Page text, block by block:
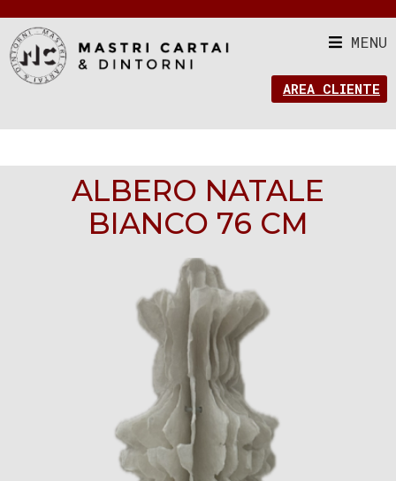
MENU
AREA CLIENTE
ALBERO NATALE
BIANCO 76 CM